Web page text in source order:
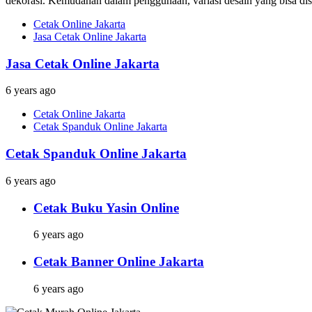
Cetak Online Jakarta
Jasa Cetak Online Jakarta
Jasa Cetak Online Jakarta
6 years ago
Cetak Online Jakarta
Cetak Spanduk Online Jakarta
Cetak Spanduk Online Jakarta
6 years ago
Cetak Buku Yasin Online
6 years ago
Cetak Banner Online Jakarta
6 years ago